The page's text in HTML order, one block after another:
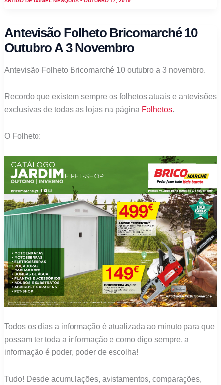
Antevisão Folheto Bricomarché 10
Outubro A 3 Novembro
Antevisão Folheto Bricomarché 10 outubro a 3 novembro.
Recordo que existem sempre os folhetos atuais e antevisões
exclusivas de todas as lojas na página Folhetos.
O Folheto:
Todos os dias a informação é atualizada ao minuto para que
possam ter toda a informação e como digo sempre, a
informação é poder, poder de escolha!
Tudo! Desde acumulações, avistamentos, comparações,